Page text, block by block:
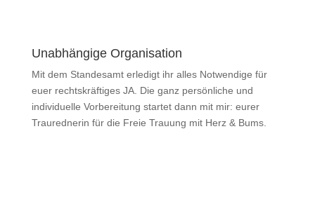
Unabhängige Organisation
Mit dem Standesamt erledigt ihr alles Notwendige für
euer rechtskräftiges JA. Die ganz persönliche und
individuelle Vorbereitung startet dann mit mir: eurer
Traurednerin für die Freie Trauung mit Herz & Bums.